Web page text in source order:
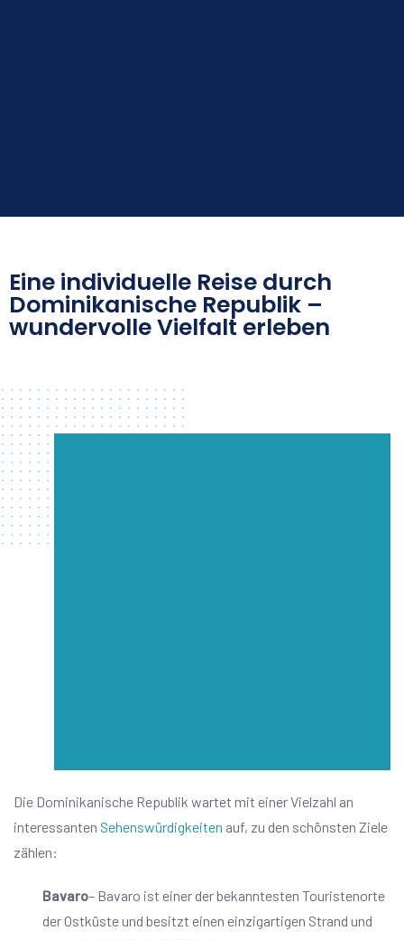
Eine individuelle Reise durch
Dominikanische Republik –
wundervolle Vielfalt erleben
Die Dominikanische Republik wartet mit einer Vielzahl an
interessanten Sehenswürdigkeiten auf, zu den schönsten Ziele
zählen:
Bavaro– Bavaro ist einer der bekanntesten Touristenorte
der Ostküste und besitzt einen einzigartigen Strand und